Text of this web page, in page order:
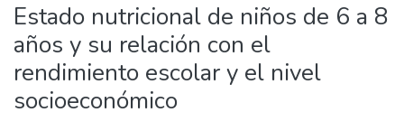
Estado nutricional de niños de 6 a 8
años y su relación con el
rendimiento escolar y el nivel
socioeconómico